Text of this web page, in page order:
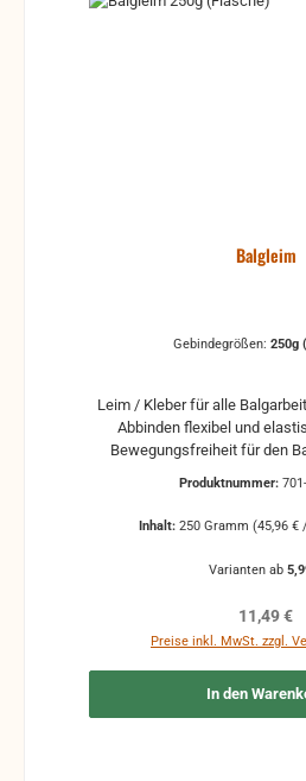
Balgleim
Gebindegrößen: 250g
Abbinden flexibel und
Bewegungsfreiheit für den Balg
Pappe, die nach dem
Produktnummer:
Inhalt: 250 Gramm (45,96 €
Varianten ab
Regulärer
11,49 €
Preise inkl. MwSt. zzgl.
In den